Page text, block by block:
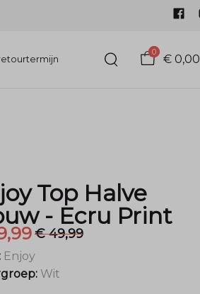
0
€ 0,00
Top Halve
- Ecru Print
€ 49,99
Enjoy
Wit